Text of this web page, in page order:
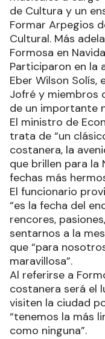
de Cultura y un
Formar Arpegios
Cultural. Más
Formosa en
Participaron en la
Eber Wilson
Jofré y miembros
de un importante
El ministro de
trata de “un
costanera, la
que brillen para la
fechas más
El funcionario
“es la fecha del
rencores,
sentarnos a la
que “para
maravillosa”.
Al referirse a
costanera será el
visiten la ciudad
“tenemos la más
como ninguna”.